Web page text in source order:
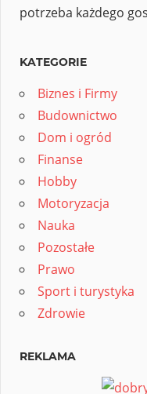
potrzeba każdego
KATEGORIE
Biznes i Firmy
Budownictwo
Dom i ogród
Finanse
Hobby
Motoryzacja
Nauka
Pozostałe
Prawo
Sport i turystyka
Zdrowie
REKLAMA